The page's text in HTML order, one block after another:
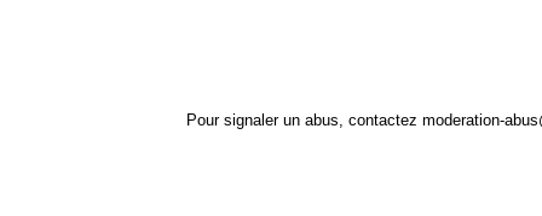
Pour signaler un abus, contactez moderation-